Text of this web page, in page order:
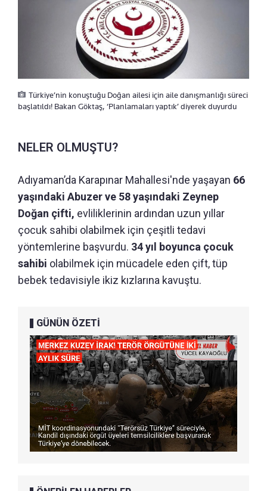
Türkiye’nin konuştuğu Doğan ailesi için aile danışmanlığı süreci
başlatıldı! Bakan Göktaş, ‘Planlamaları yaptık’ diyerek duyurdu
NELER OLMUŞTU?
Adıyaman’da Karapınar Mahallesi'nde yaşayan 66
yaşındaki Abuzer ve 58 yaşındaki Zeynep
Doğan çifti, evliliklerinin ardından uzun yıllar
çocuk sahibi olabilmek için çeşitli tedavi
yöntemlerine başvurdu. 34 yıl boyunca çocuk
sahibi olabilmek için mücadele eden çift, tüp
bebek tedavisiyle ikiz kızlarına kavuştu.
GÜNÜN ÖZETİ